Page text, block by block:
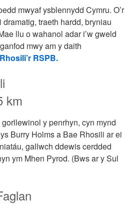
mwyaf ysblennydd Cymru. O’r
traeth hardd, bryniau
llu o wahanol adar i’w gweld
mwy am y daith
RSPB.
km
y penrhyn, cyn mynd
Burry Holms a Bae Rhosili ar ei
gallwch ddewis cerdded
ym Mhen Pyrod. (Bws ar y Sul